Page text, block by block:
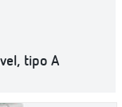
tipo A